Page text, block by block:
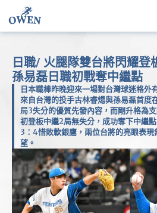
日職/ 火腿隊雙台將閃耀登
孫易磊日職初戰奪中繼點
日本職棒昨晚迎來一場對台灣球迷格
來自台灣的投手古林睿煬與孫易磊首度
局3失分的優質先發內容，而剛升格為
初登板中繼2局無失分，成功奪下中繼
3：4惜敗軟銀鷹，兩位台將的亮眼表
望。